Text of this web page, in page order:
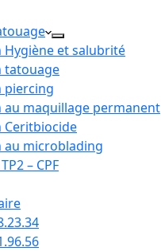
Hygiène et salubrité
tatouage
piercing
au maquillage permanent
Ceritbiocide
au microblading
– CPF